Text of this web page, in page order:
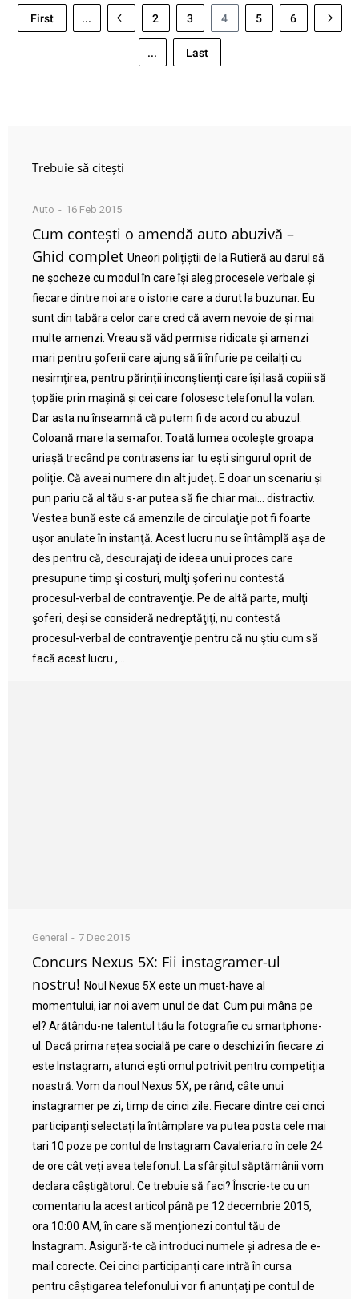
First ... 2 3 4 5 6
... Last
Trebuie să citești
Auto 16 Feb 2015
Cum contești o amendă auto abuzivă –
Ghid complet Uneori polițiștii de la Rutieră au darul să
ne șocheze cu modul în care își aleg procesele verbale și
fiecare dintre noi are o istorie care a durut la buzunar. Eu
sunt din tabăra celor care cred că avem nevoie de și mai
multe amenzi. Vreau să văd permise ridicate și amenzi
mari pentru șoferii care ajung să îi înfurie pe ceilalți cu
nesimțirea, pentru părinții inconștienți care își lasă copiii să
țopăie prin mașină și cei care folosesc telefonul la volan.
Dar asta nu înseamnă că putem fi de acord cu abuzul.
Coloană mare la semafor. Toată lumea ocolește groapa
uriașă trecând pe contrasens iar tu ești singurul oprit de
poliție. Că aveai numere din alt județ. E doar un scenariu și
pun pariu că al tău s-ar putea să fie chiar mai… distractiv.
Vestea bună este că amenzile de circulaţie pot fi foarte
uşor anulate în instanţă. Acest lucru nu se întâmplă aşa de
des pentru că, descurajaţi de ideea unui proces care
presupune timp şi costuri, mulţi şoferi nu contestă
procesul-verbal de contravenţie. Pe de altă parte, mulţi
şoferi, deşi se consideră nedreptăţiţi, nu contestă
procesul-verbal de contravenţie pentru că nu ştiu cum să
facă acest lucru.,...
General 7 Dec 2015
Concurs Nexus 5X: Fii instagramer-ul
nostru! Noul Nexus 5X este un must-have al
momentului, iar noi avem unul de dat. Cum pui mâna pe
el? Arătându-ne talentul tău la fotografie cu smartphone-
ul. Dacă prima rețea socială pe care o deschizi în fiecare zi
este Instagram, atunci ești omul potrivit pentru competiția
noastră. Vom da noul Nexus 5X, pe rând, câte unui
instagramer pe zi, timp de cinci zile. Fiecare dintre cei cinci
participanți selectați la întâmplare va putea posta cele mai
tari 10 poze pe contul de Instagram Cavaleria.ro în cele 24
de ore cât veți avea telefonul. La sfârșitul săptămânii vom
declara câștigătorul. Ce trebuie să faci? Înscrie-te cu un
comentariu la acest articol până pe 12 decembrie 2015,
ora 10:00 AM, în care să menționezi contul tău de
Instagram. Asigură-te că introduci numele și adresa de e-
mail corecte. Cei cinci participanți care intră în cursa
pentru câștigarea telefonului vor fi anunțați pe contul de